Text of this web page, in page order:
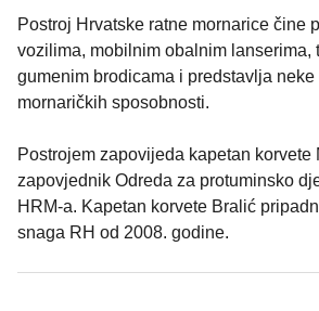
Postroj Hrvatske ratne mornarice čine
vozilima, mobilnim obalnim lanserima,
gumenim brodicama i predstavlja
mornaričkih sposobnosti.
Postrojem zapovijeda kapetan korvete
zapovjednik Odreda za protuminsko
HRM-a. Kapetan korvete Bralić
snaga RH od 2008. godine.